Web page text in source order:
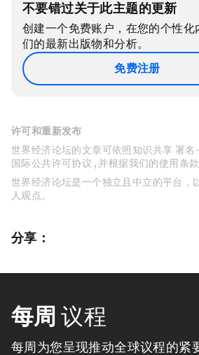
不要错过关于此主题的更新
创建一个免费账户，在您的个性化
们的最新出版物和分析。
免费注册
许可和重新发布
世界经济论坛的文章可依照知识共享 署
国际公共许可协议 , 并根据我们的使用条款
世界经济论坛是一个独立且中立的平台，
人观点。
分享：
每周 议程
每周为您呈现推动全球议程的紧